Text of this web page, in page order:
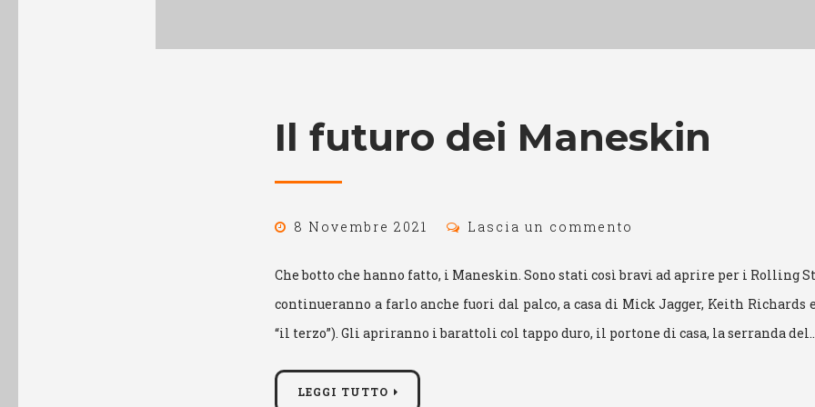
Il futuro dei Maneskin
8 Novembre 2021 Lascia un commento
Che botto che hanno fatto, i Maneskin. Sono stati così bravi ad aprire per i Rolling
continueranno a farlo anche fuori dal palco, a casa di Mick Jagger, Keith Richards
“il terzo”). Gli apriranno i barattoli col tappo duro, il portone di casa, la serranda
LEGGI TUTTO